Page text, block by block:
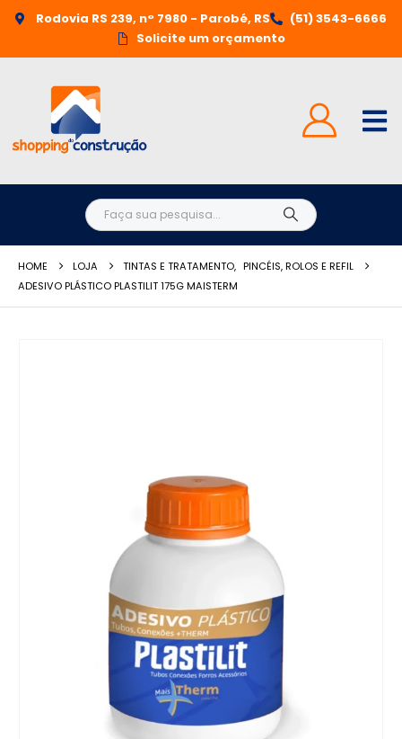
Rodovia RS 239, n° 7980 - Parobé, RS
(51) 3543-6666
Solicite um orçamento
HOME LOJA TINTAS E TRATAMENTO, PINCÉIS, ROLOS E REFIL
ADESIVO PLÁSTICO PLASTILIT 175G MAISTERM